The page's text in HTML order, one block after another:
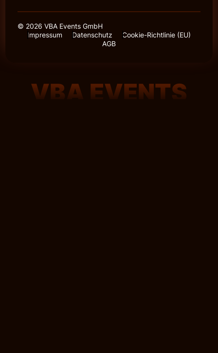
© 2026 VBA Events GmbH
Impressum
Datenschutz
Cookie-Richtlinie (EU)
AGB
VBA EVENTS